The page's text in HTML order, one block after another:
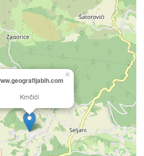
Krnčići
×